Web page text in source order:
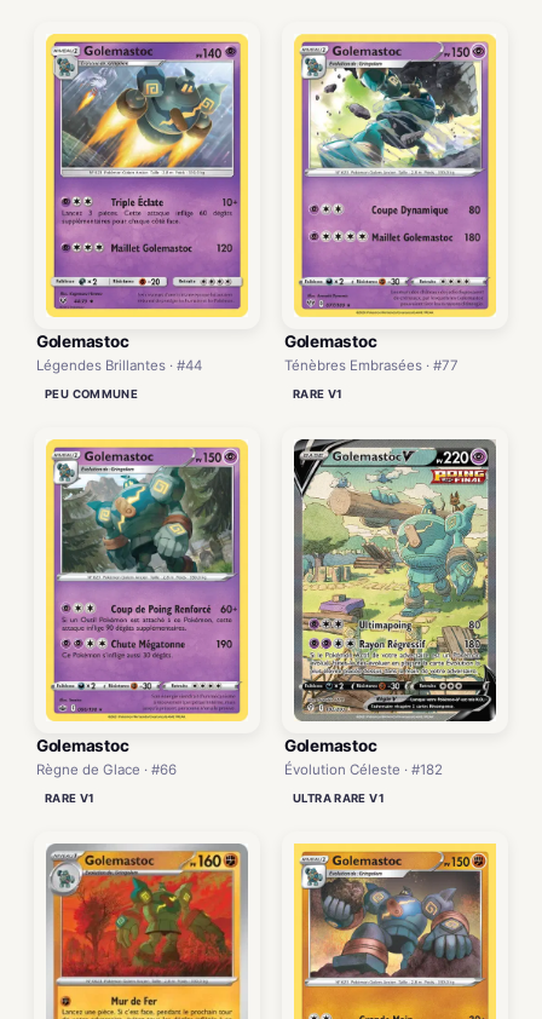
Golemastoc
Légendes Brillantes · #44
PEU COMMUNE
Golemastoc
Ténèbres Embrasées · #77
RARE V1
Golemastoc
Règne de Glace · #66
RARE V1
Golemastoc
Évolution Céleste · #182
ULTRA RARE V1